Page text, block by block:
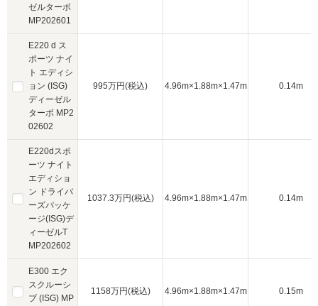
ゼルターボ
MP202601
E220 d ス
ポーツ ナイ
ト エディシ
ョン (ISG)
ディーゼル
ターボ MP2
02602
E220dスポ
ーツ ナイト
エディショ
ン ドライバ
ーズパッケ
ージ(ISG)デ
ィーゼルT
MP202602
E300 エク
スクルーシ
ブ (ISG) MP
995万円(税込) 4.96m×1.88m×1.47m 0.14m
1037.3万円(税込) 4.96m×1.88m×1.47m 0.14m
1158万円(税込) 4.96m×1.88m×1.47m 0.15m